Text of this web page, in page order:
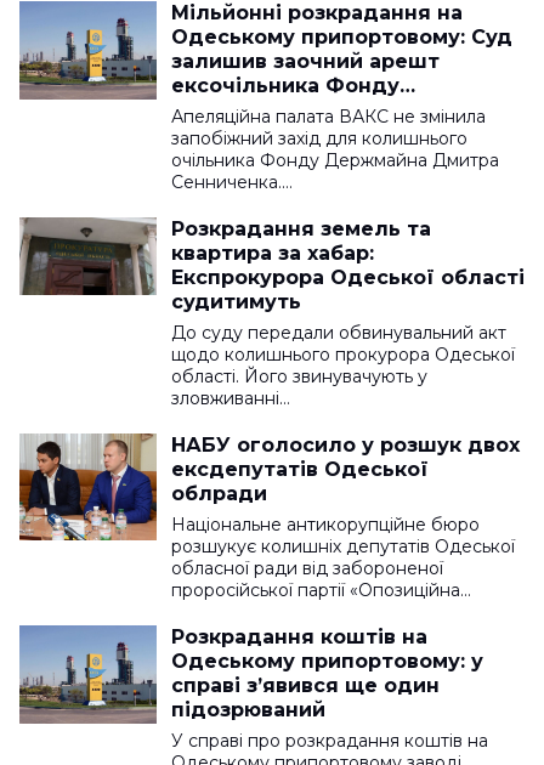
Мільйонні розкрадання на
Одеському припортовому: Суд
залишив заочний арешт
ексочільника Фонду
Держмайна
Апеляційна палата ВАКС не змінила
запобіжний захід для колишнього
очільника Фонду Держмайна Дмитра
Сенниченка.…
Розкрадання земель та
квартира за хабар:
Експрокурора Одеської області
судитимуть
До суду передали обвинувальний акт
щодо колишнього прокурора Одеської
області. Його звинувачують у
зловживанні…
НАБУ оголосило у розшук двох
ексдепутатів Одеської
облради
Національне антикорупційне бюро
розшукує колишніх депутатів Одеської
обласної ради від забороненої
проросійської партії «Опозиційна…
Розкрадання коштів на
Одеському припортовому: у
справі з’явився ще один
підозрюваний
У справі про розкрадання коштів на